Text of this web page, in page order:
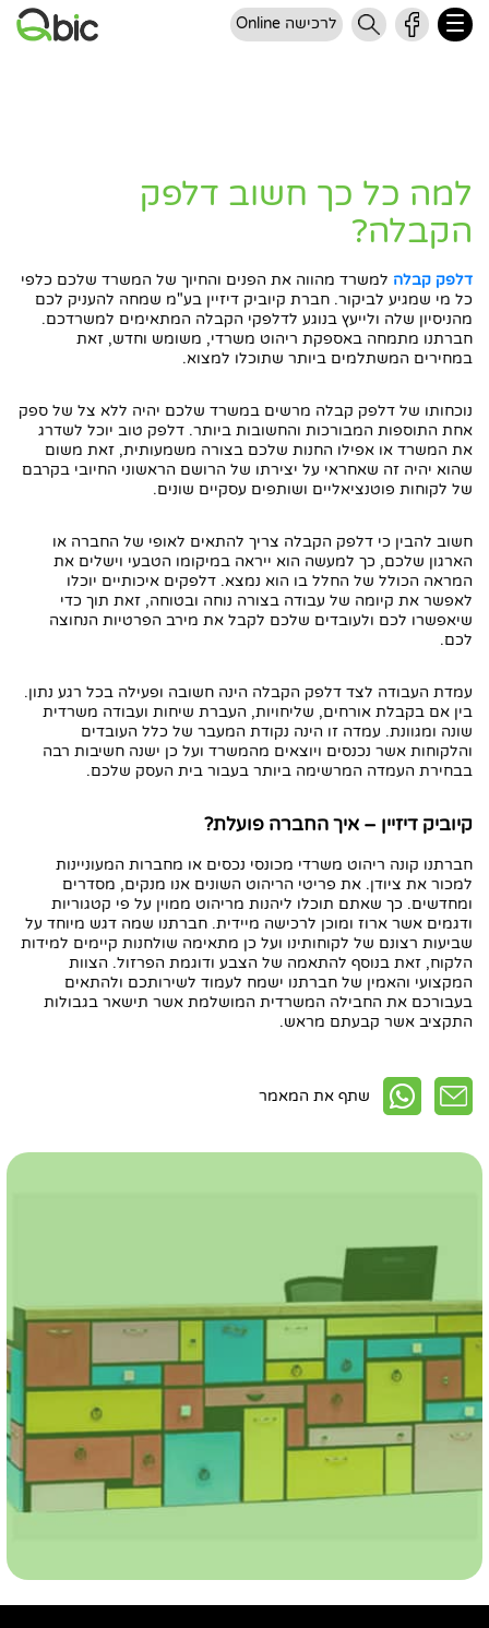
לרכישה Online
למה כל כך חשוב דלפק
הקבלה?
דלפק קבלה למשרד מהווה את הפנים והחיוך של המשרד שלכם כלפי
כל מי שמגיע לביקור. חברת קיוביק דיזיין בע"מ שמחה להעניק לכם
מהניסיון שלה ולייעץ בנוגע לדלפקי הקבלה המתאימים למשרדכם.
חברתנו מתמחה באספקת ריהוט משרדי, משומש וחדש, זאת
במחירים המשתלמים ביותר שתוכלו למצוא.
נוכחותו של דלפק קבלה מרשים במשרד שלכם יהיה ללא צל של ספק
אחת התוספות המבורכות והחשובות ביותר. דלפק טוב יוכל לשדרג
את המשרד או אפילו החנות שלכם בצורה משמעותית, זאת משום
שהוא יהיה זה שאחראי על יצירתו של הרושם הראשוני החיובי בקרבם
של לקוחות פוטנציאליים ושותפים עסקיים שונים.
חשוב להבין כי דלפק הקבלה צריך להתאים לאופי של החברה או
הארגון שלכם, כך למעשה הוא ייראה במיקומו הטבעי וישלים את
המראה הכולל של החלל בו הוא נמצא. דלפקים איכותיים יוכלו
לאפשר את קיומה של עבודה בצורה נוחה ובטוחה, זאת תוך כדי
שיאפשרו לכם ולעובדים שלכם לקבל את מירב הפרטיות הנחוצה
לכם.
עמדת העבודה לצד דלפק הקבלה הינה חשובה ופעילה בכל רגע נתון.
בין אם בקבלת אורחים, שליחויות, העברת שיחות ועבודה משרדית
שונה ומגוונת. עמדה זו הינה נקודת המעבר של כלל העובדים
והלקוחות אשר נכנסים ויוצאים מהמשרד ועל כן ישנה חשיבות רבה
בבחירת העמדה המרשימה ביותר בעבור בית העסק שלכם.
קיוביק דיזיין – איך החברה פועלת?
חברתנו קונה ריהוט משרדי מכונסי נכסים או מחברות המעוניינות
למכור את ציודן. את פריטי הריהוט השונים אנו מנקים, מסדרים
ומחדשים. כך שאתם תוכלו ליהנות מריהוט ממוין על פי קטגוריות
ודגמים אשר ארוז ומוכן לרכישה מיידית. חברתנו שמה דגש מיוחד על
שביעות רצונם של לקוחותינו ועל כן מתאימה שולחנות קיימים למידות
הלקוח, זאת בנוסף להתאמה של הצבע ודוגמת הפרזול. הצוות
המקצועי והאמין של חברתנו ישמח לעמוד לשירותכם ולהתאים
בעבורכם את החבילה המשרדית המושלמת אשר תישאר בגבולות
התקציב אשר קבעתם מראש.
שתף את המאמר